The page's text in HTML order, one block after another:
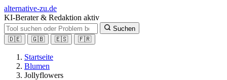
alternative-zu.de
KI-Berater & Redaktion aktiv
Suchen
🇩🇪
🇬🇧 🇪🇸 🇫🇷
Startseite
Blumen
Jollyflowers